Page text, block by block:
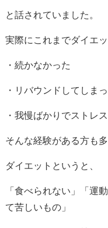
と話されていました。
実際にこれまでダイエ
・続かなかった
・リバウンドしてしま
・我慢ばかりでストレ
そんな経験がある方も
ダイエットというと、
「食べられない」「運
て苦しいもの」